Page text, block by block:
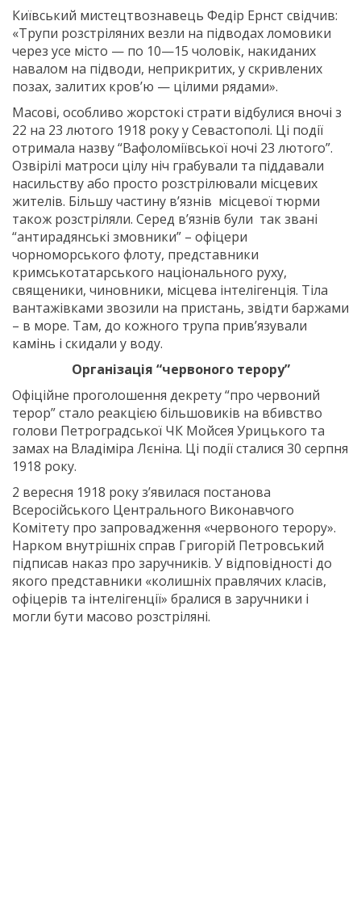
Київський мистецтвознавець Федір Ернст свідчив:
«Трупи розстріляних везли на підводах ломовики
через усе місто — по 10—15 чоловік, накиданих
навалом на підводи, неприкритих, у скривлених
позах, залитих кров’ю — цілими рядами».
Масові, особливо жорстокі страти відбулися вночі з
22 на 23 лютого 1918 року у Севастополі. Ці події
отримала назву “Вафоломіївської ночі 23 лютого”.
Озвірілі матроси цілу ніч грабували та піддавали
насильству або просто розстрілювали місцевих
жителів. Більшу частину в’язнів місцевої тюрми
також розстріляли. Серед в’язнів були так звані
“антирадянські змовники” – офіцери
чорноморського флоту, представники
кримськотатарського національного руху,
священики, чиновники, місцева інтелігенція. Тіла
вантажівками звозили на пристань, звідти баржами
– в море. Там, до кожного трупа прив’язували
камінь і скидали у воду.
Організація “червоного терору”
Офіційне проголошення декрету “про червоний
терор” стало реакцією більшовиків на вбивство
голови Петроградської ЧК Мойсея Урицького та
замах на Владіміра Лєніна. Ці події сталися 30 серпня
1918 року.
2 вересня 1918 року з’явилася постанова
Всеросійського Центрального Виконавчого
Комітету про запровадження «червоного терору».
Нарком внутрішніх справ Григорій Петровський
підписав наказ про заручників. У відповідності до
якого представники «колишніх правлячих класів,
офіцерів та інтелігенції» бралися в заручники і
могли бути масово розстріляні.